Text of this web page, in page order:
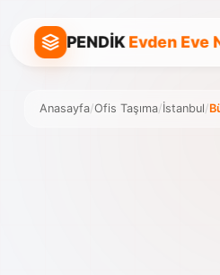
PENDİKEvden Eve
Anasayfa/Ofis Taşıma/İstanbul/